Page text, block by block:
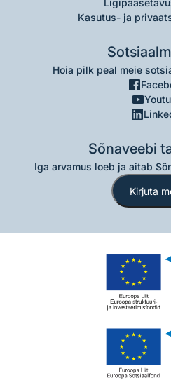
Kasutus- ja
Hoia pilk peal meie
Sõnaveebi
Iga arvamus loeb ja aitab
Kirjuta